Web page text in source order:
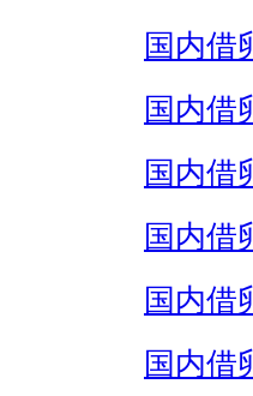
国内借
国内借
国内借
国内借
国内借
国内借